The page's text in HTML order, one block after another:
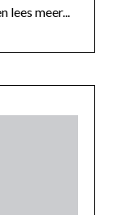
lees meer...